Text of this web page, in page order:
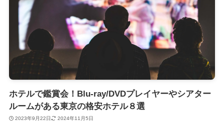
ホテルで鑑賞会！Blu-ray/DVDプレイヤーやシアター
ルームがある東京の格安ホテル８選
2023年9月22日 2024年11月5日